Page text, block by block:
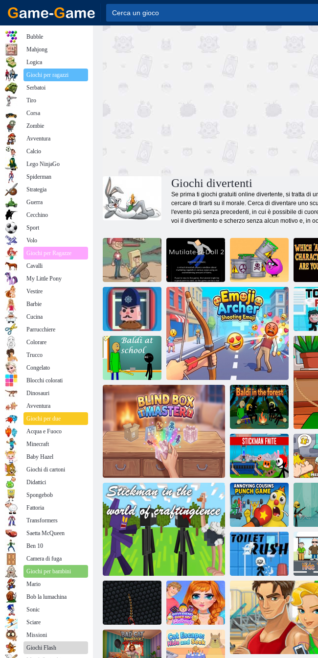
Giochi divertenti
Se prima ti giochi gratuiti online divertente, si tratta di
cercare di tirarti su il morale. Cerca di diventare uno
l'evento più senza precedenti, in cui è possibile di
voi il divertimento e scherzo senza alcun motivo e, in
Backyard Eroi
Mutilare una
bambola 2:
Ragdoll
Modi sciocchi
per morire 2
Attacco Pie
Emoji Arciere che spara Emoji
WC
Baldi a scuola
Maestro della scatola cieca
Baldi nella
foresta
Stickman finito
Il fastidioso
gioco dei pugni
dei cugini
WCH RUSH
Il mio ragazzo fa
Bubble
Mahjong
Logica
Giochi per ragazzi
Serbatoi
Tiro
Corsa
Zombie
Avventura
Calcio
Lego NinjaGo
Spiderman
Strategia
Guerra
Cecchino
Sport
Volo
Giochi per Ragazze
Cavalli
My Little Pony
Vestire
Barbie
Cucina
Parrucchiere
Colorare
Trucco
Congelato
Blocchi colorati
Dinosauri
Avventura
Giochi per due
Acqua e Fuoco
Minecraft
Baby Hazel
Giochi di cartoni
Didattici
Spongebob
Fattoria
Transformers
Saetta McQueen
Ben 10
Camera di fuga
Giochi per bambini
Mario
Bob la lumachina
Sonic
Sciare
Missioni
Giochi Flash